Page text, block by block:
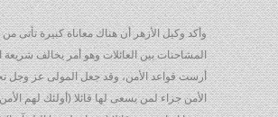
وأكد وكيل الأزهر أن هناك معاناة كبيرة تأتى من
المشاحنات بين العائلات وهو أمر يخالف شريعة
أرست قواعد الأمن، وقد جعل المولى عز وجل
الأمن جزاء لمن يسعى لها قائلا (أولئك لهم